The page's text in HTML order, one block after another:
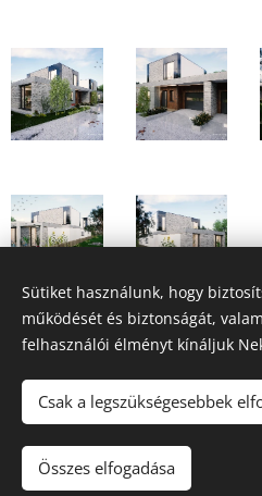
lineART Építészet,
Az oldalt a
Sütiket használunk, hogy
működését és biztonságát,
felhasználói élményt kínáljuk
Csak a legszükségesebbek
Összes elfogadása